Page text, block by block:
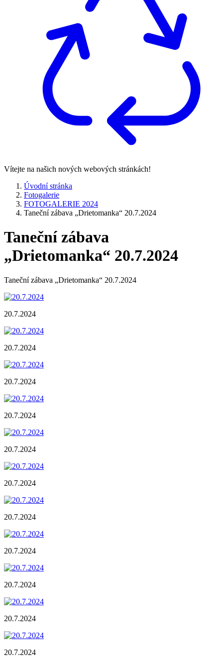
Vítejte na našich nových webových stránkách!
Úvodní stránka
Fotogalerie
FOTOGALERIE 2024
Taneční zábava „Drietomanka“ 20.7.2024
Taneční zábava
„Drietomanka“ 20.7.2024
Taneční zábava „Drietomanka“ 20.7.2024
20.7.2024
20.7.2024
20.7.2024
20.7.2024
20.7.2024
20.7.2024
20.7.2024
20.7.2024
20.7.2024
20.7.2024
20.7.2024